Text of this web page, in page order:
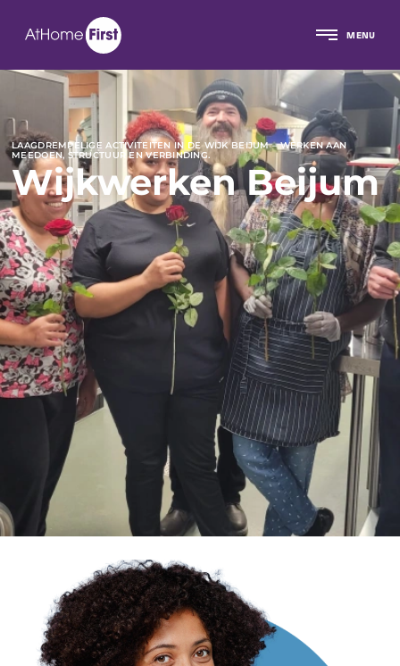
MENU
LAAGDREMPELIGE ACTIVITEITEN IN DE WIJK BEIJUM – WERKEN AAN
MEEDOEN, STRUCTUUR EN VERBINDING.
Wijkwerken Beijum